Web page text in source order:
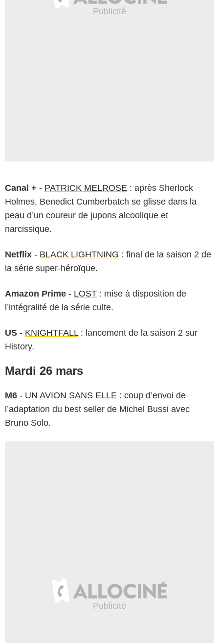
Canal + - PATRICK MELROSE : après Sherlock
Holmes, Benedict Cumberbatch se glisse dans la
peau d’un coureur de jupons alcoolique et
narcissique.
Netflix - BLACK LIGHTNING : final de la saison 2 de
la série super-héroïque.
Amazon Prime - LOST : mise à disposition de
l’intégralité de la série culte.
US - KNIGHTFALL: lancement de la saison 2 sur
History.
Mardi 26 mars
M6 - UN AVION SANS ELLE : coup d’envoi de
l’adaptation du best seller de Michel Bussi avec
Bruno Solo.